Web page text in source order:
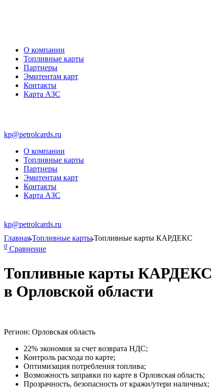
О компании
Топливные карты
Партнеры
Эмитентам карт
Контакты
Карта АЗС
kp@petrolcards.ru
О компании
Топливные карты
Партнеры
Эмитентам карт
Контакты
Карта АЗС
kp@petrolcards.ru
ГлавнаяТопливные картыТопливные карты КАРДЕКС
0 Сравнение
Топливные карты КАРДЕКС
в Орловской области
Регион: Орловская область
22% экономия за счет возврата НДС;
Контроль расхода по карте;
Оптимизация потребления топлива;
Возможность заправки по карте в Орловская область;
Прозрачность, безопасность от кражи/утери наличных;